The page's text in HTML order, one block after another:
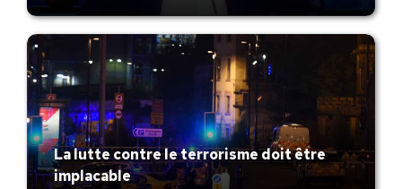
La lutte contre le terrorisme doit être
implacable